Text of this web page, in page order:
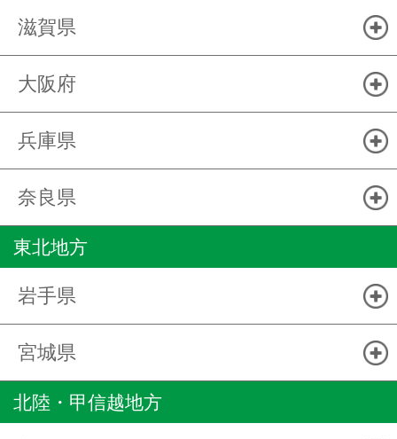
滋賀県
大阪府
兵庫県
奈良県
東北地方
岩手県
宮城県
北陸・甲信越地方